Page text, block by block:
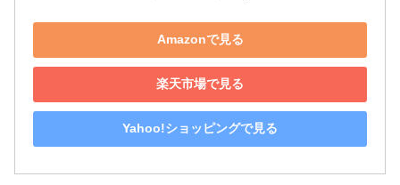
Amazonで見る
楽天市場で見る
Yahoo!ショッピングで見る